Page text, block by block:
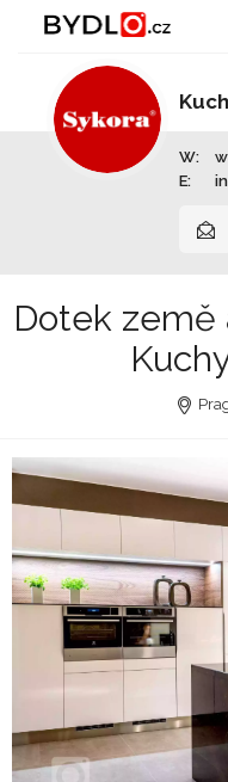
W:
E:
Dotek